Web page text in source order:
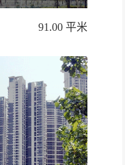
91.00 平米